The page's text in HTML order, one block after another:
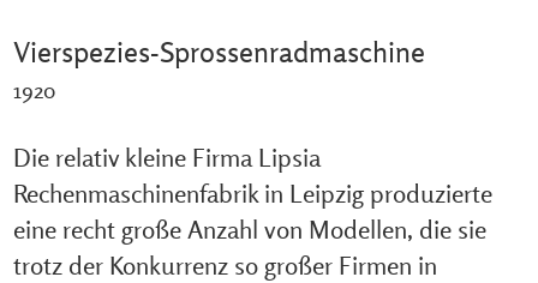
Vierspezies-Sprossenradmaschine
1920
Die relativ kleine Firma Lipsia
Rechenmaschinenfabrik in Leipzig produzierte
eine recht große Anzahl von Modellen, die sie
trotz der Konkurrenz so großer Firmen in